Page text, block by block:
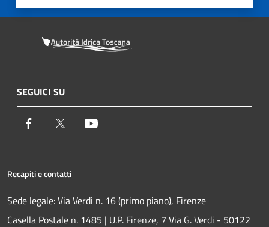
SEGUICI SU
Facebook Twitter
Recapiti e contatti
Sede legale: Via Verdi n. 16 (primo piano), Firenze
Casella Postale n. 1485 | U.P. Firenze, 7 Via G. Verdi - 50122